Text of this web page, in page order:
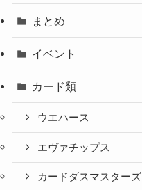
まとめ
イベント
カード類
ウエハース
エヴァチップス
カードダスマスターズ